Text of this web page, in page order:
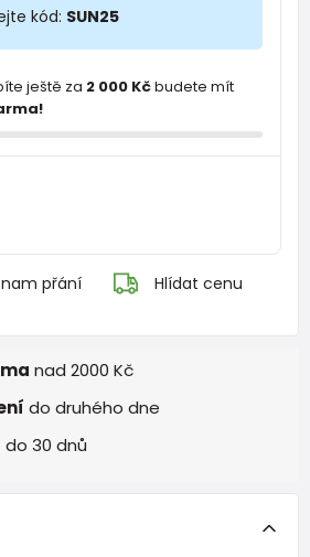
kód: SUN25
ještě za 2 000 Kčbudete mít
přání Hlídat cenu
nad 2000 Kč
do druhého dne
do 30 dnů